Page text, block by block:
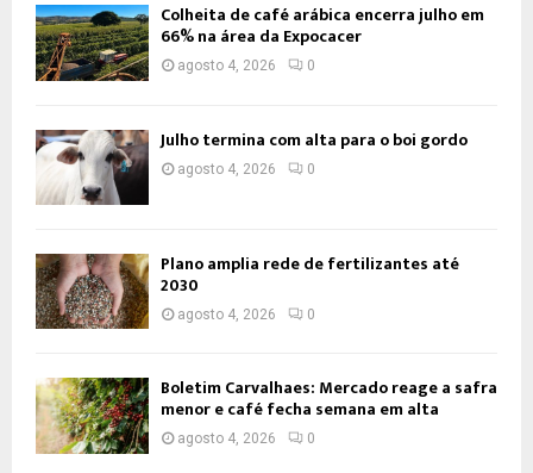
Colheita de café arábica encerra julho em
66% na área da Expocacer
agosto 4, 2026 0
Julho termina com alta para o boi gordo
agosto 4, 2026 0
Plano amplia rede de fertilizantes até
2030
agosto 4, 2026 0
Boletim Carvalhaes: Mercado reage a safra
menor e café fecha semana em alta
agosto 4, 2026 0